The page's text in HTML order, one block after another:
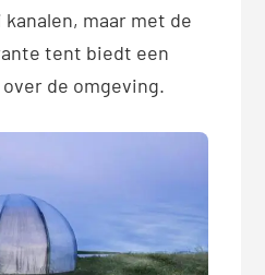
maar met de
tent biedt een
de omgeving.